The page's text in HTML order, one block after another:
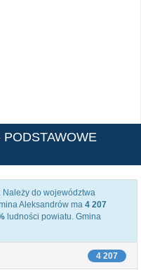
PODSTAWOWE
do województwa
Aleksandrów ma 4 207
ludności powiatu. Gmina
4 207